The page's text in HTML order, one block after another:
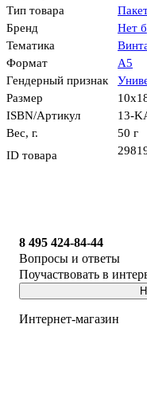
Тип товара
Бренд
Нет
Тематика
Формат
А5
Гендерный признак
Размер
ISBN/Артикул
13-
Вес, г.
50 г
ID товара
8 495 424-84-44
Вопросы и ответы
Поучаствовать в
Интернет-магазин